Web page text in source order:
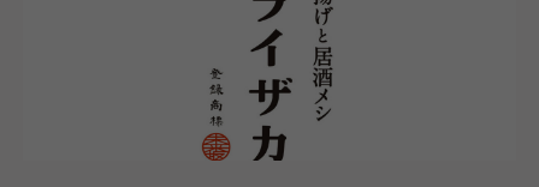
実は多様なキャリアパスがあります。（例）本部の管
理部門やマーケティング・店舗開発等